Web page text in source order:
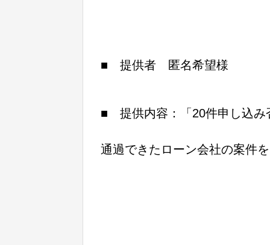
■ 提供者 匿名希望様
■ 提供内容：「20件申し込み
通過できたローン会社の案件